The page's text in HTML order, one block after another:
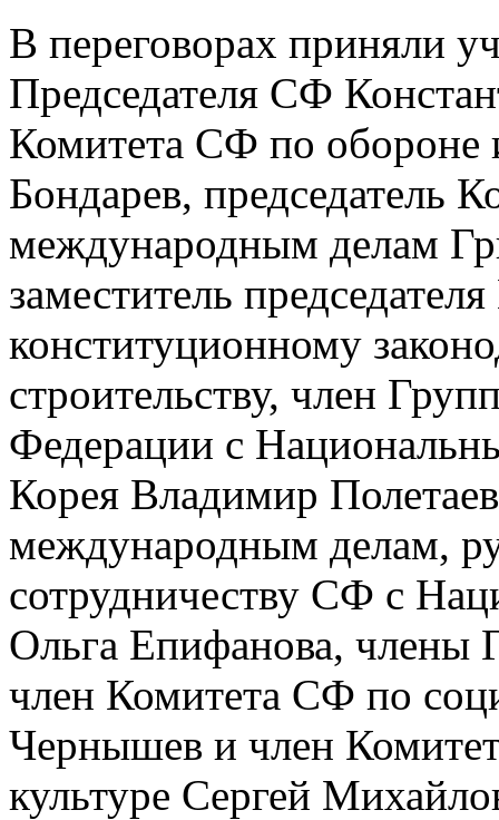
В переговорах приняли
Председателя СФ
Комитета СФ по обороне
Бондарев, председатель
международным делам
заместитель
конституционному
строительству, член
Федерации с
Корея Владимир
международным делам,
сотрудничеству СФ с
Ольга Епифанова, члены
член Комитета СФ по
Чернышев и член
культуре Сергей